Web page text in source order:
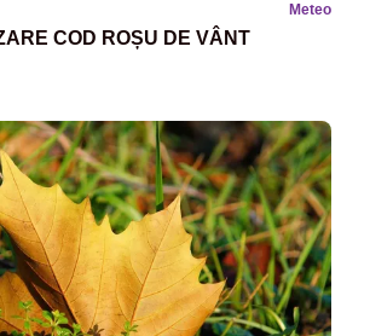
Meteo
COD ROȘU DE VÂNT